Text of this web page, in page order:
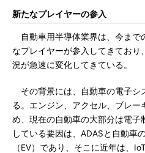
新たなプレイヤーの参入
自動車用半導体業界は、今まで
なプレイヤーが参入してきてお
況が急速に変化してきている。
その背景には、自動車の電子シ
る。エンジン、アクセル、ブレー
め、現在の自動車の大部分は電子
している要因は、ADASと自動車
（EV）であり、そこに近年は、